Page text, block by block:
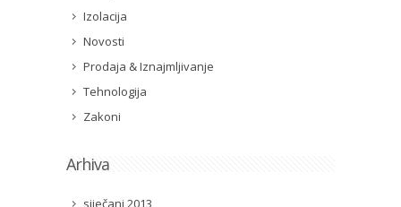
Izolacija
Novosti
Prodaja & Iznajmljivanje
Tehnologija
Zakoni
Arhiva
siječanj 2013